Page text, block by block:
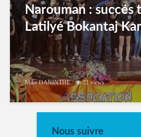
Narouman : succés
Latilyé Bokantaj
Mike DANINTHE 21 views
Nous suivre